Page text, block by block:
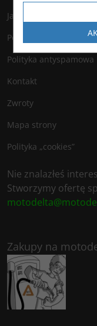
Jak kupować?
Polityka legalności
Polityka antyspamowa
Kontakt
Zwroty
Mapa strony
Polityka „cookies”
Nie znalazłeś
Stworzymy ofertę
Zakupy na